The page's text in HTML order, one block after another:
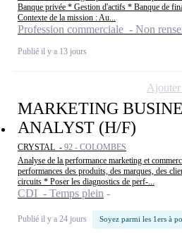
Banque privée * Gestion d'actifs * Banque de
Contexte de la mission : Au...
Profession commerciale - Non
Publié il y a 13 jours
MARKETING
ANALYST (H/F)
CRYSTAL - 92 - COLOMBES
Analyse de la performance marketing et
performances des produits, des marques, des
circuits * Poser les diagnostics de perf-...
CDI - Temps plein
Publié il y a 24 jours Soyez parmi les 1ers à